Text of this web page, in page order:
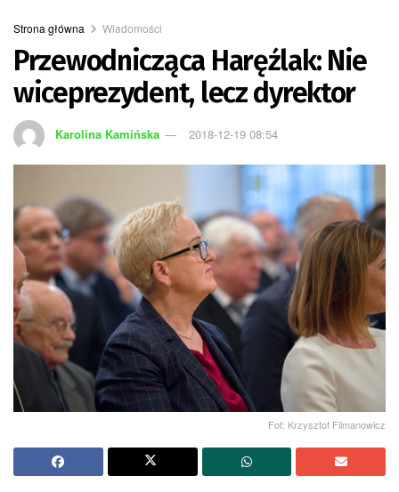
Strona główna Wiadomości
Przewodnicząca Haręźlak: Nie
wiceprezydent, lecz dyrektor
Karolina Kamińska 2018-12-19 08:54
Fot: Krzysztof Filmanowicz